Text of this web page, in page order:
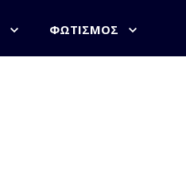
ΦΩΤΙΣΜΌΣ